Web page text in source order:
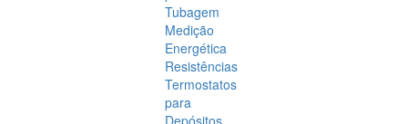
Tubagem
Medição
Energética
Resistências
Termostatos
para
Depósitos